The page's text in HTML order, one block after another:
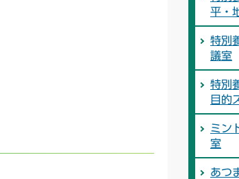
平・
特別
議室
特別
目的
ミン
室
あつ